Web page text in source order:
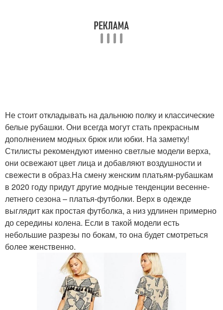
Не стоит откладывать на дальнюю полку и классические
белые рубашки. Они всегда могут стать прекрасным
дополнением модных брюк или юбки. На заметку!
Стилисты рекомендуют именно светлые модели верха,
они освежают цвет лица и добавляют воздушности и
свежести в образ.На смену женским платьям-рубашкам
в 2020 году придут другие модные тенденции весенне-
летнего сезона – платья-футболки. Верх в одежде
выглядит как простая футболка, а низ удлинен примерно
до середины колена. Если в такой модели есть
небольшие разрезы по бокам, то она будет смотреться
более женственно.